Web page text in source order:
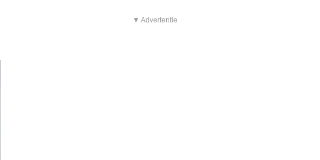
▼ Advertentie